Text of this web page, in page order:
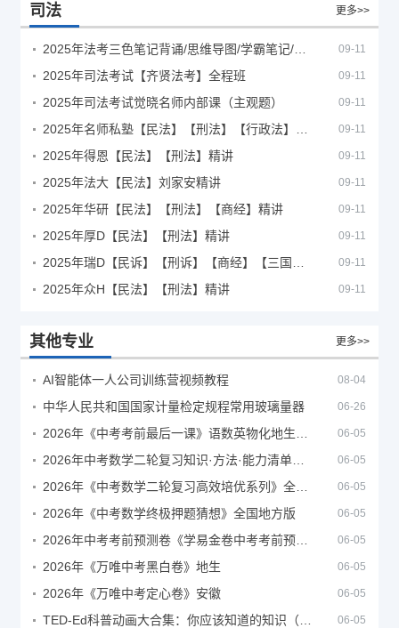
司法 更多>>
09-11
2025年司法考试【齐贤法考】全程班 09-11
2025年司法考试觉晓名师内部课（主观题） 09-11
09-11
2025年得恩【民法】【刑法】精讲 09-11
2025年法大【民法】刘家安精讲 09-11
2025年华研【民法】【刑法】【商经】精讲 09-11
2025年厚D【民法】【刑法】精讲 09-11
09-11
2025年众H【民法】【刑法】精讲 09-11
其他专业 更多>>
AI智能体一人公司训练营视频教程 08-04
中华人民共和国国家计量检定规程常用玻璃量器 06-26
06-05
06-05
06-05
2026年《中考数学终极押题猜想》全国地方版 06-05
06-05
2026年《万唯中考黑白卷》地生 06-05
2026年《万唯中考定心卷》安徽 06-05
06-05